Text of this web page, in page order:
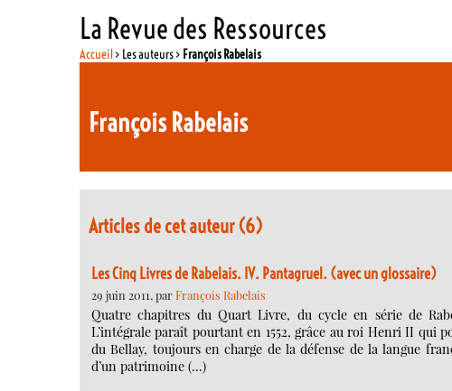
La Revue des Ressources
Accueil> Les auteurs > François Rabelais
François Rabelais
Articles de cet auteur (6)
Les Cinq Livres de Rabelais. IV. Pantagruel. (avec un glossaire)
29 juin 2011, parFrançois Rabelais
Quatre chapitres du Quart Livre, du cycle en série de
L’intégrale paraît pourtant en 1552, grâce au roi Henri II qui
du Bellay, toujours en charge de la défense de la langue
d’un patrimoine (…)